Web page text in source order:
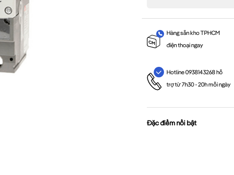
Hàng sẵn kho TPHCM
điện thoại ngay
Hotline 0938143268 hỗ
trợ từ 7h30 - 20h mỗi ngày
Đặc điểm nổi bật